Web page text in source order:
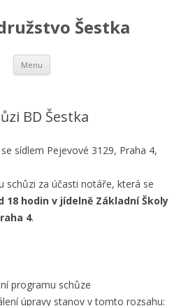
Šestka
Menu Skip
content
BD Šestka
sídlem Pejevové 3129, Praha 4,
schůzi za účasti notáře, která se
18 hodin v jídelně Základní Školy
4.
programu schůze
úpravy stanov v tomto rozsahu: